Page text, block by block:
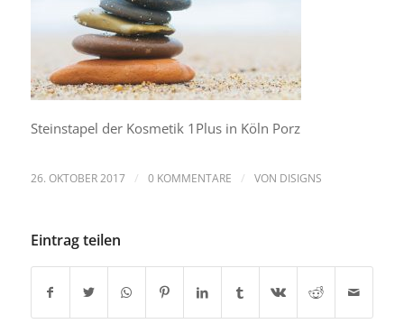
Steinstapel der Kosmetik 1Plus in Köln Porz
26. OKTOBER 2017 / 0 KOMMENTARE / VON DISIGNS
Eintrag teilen